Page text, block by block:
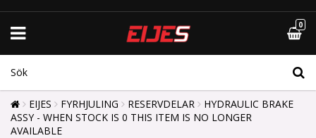
0
EIJES FYRHJULING RESERVDELAR
HYDRAULIC BRAKE
ASSY - WHEN STOCK IS 0 THIS ITEM IS NO LONGER
AVAILABLE